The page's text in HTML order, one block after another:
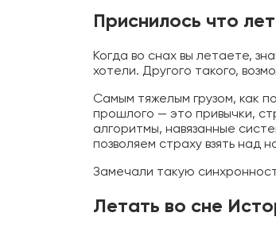
Приснилось что
Когда во снах вы летаете,
хотели. Другого такого,
Самым тяжелым грузом, как
прошлого — это привычки,
алгоритмы, навязанные
позволяем страху взять над
Замечали такую
Летать во сне